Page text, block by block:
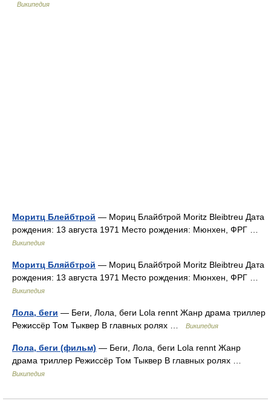
Википедия
Моритц Блейбтрой — Мориц Блайбтрой Moritz Bleibtreu Дата
рождения: 13 августа 1971 Место рождения: Мюнхен, ФРГ …
Википедия
Моритц Бляйбтрой — Мориц Блайбтрой Moritz Bleibtreu Дата
рождения: 13 августа 1971 Место рождения: Мюнхен, ФРГ …
Википедия
Лола, беги — Беги, Лола, беги Lola rennt Жанр драма триллер
Режиссёр Том Тыквер В главных ролях …
Википедия
Лола, беги (фильм) — Беги, Лола, беги Lola rennt Жанр
драма триллер Режиссёр Том Тыквер В главных ролях …
Википедия